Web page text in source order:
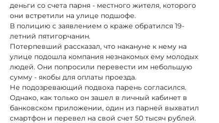
деньги со счета парня - местного жителя, которого
они встретили на улице подшофе.
В полицию с заявлением о краже обратился 19-
летний пятигорчанин.
Потерпевший рассказал, что накануне к нему на
улице подошла компания незнакомых ему молодых
людей. Они попросили перевести им небольшую
сумму - якобы для оплаты проезда.
Не подозревающий подвоха парень согласился.
Однако, как только он зашел в личный кабинет в
банковском приложении, один из парней выхватил
смартфон и перевел на свой счет 50 тысяч рублей.